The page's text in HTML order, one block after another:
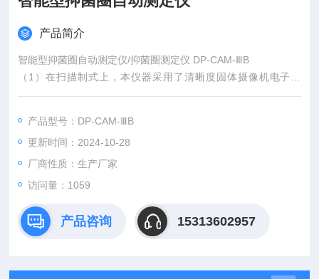
产品简介
智能型抑菌圈自动测定仪/抑菌圈测定仪 DP-CAM-ⅢB
（1）在扫描制式上，本仪器采用了清晰度固体摄像机电子扫
描，与传统的具有机械传动的扫描仪相比不仅提高了成像的质量
产品型号：DP-CAM-ⅢB
更新时间：2024-10-28
厂商性质：生产厂家
访问量：1059
产品咨询 15313602957